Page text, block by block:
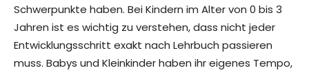
Schwerpunkte haben. Bei Kindern im Alter von 0 bis 3
Jahren ist es wichtig zu verstehen, dass nicht jeder
Entwicklungsschritt exakt nach Lehrbuch passieren
muss. Babys und Kleinkinder haben ihr eigenes Tempo,